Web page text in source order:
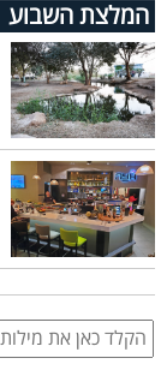
המלצת השבוע